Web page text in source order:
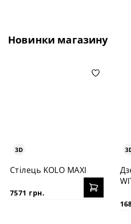
Новинки магазину
Стілець KOLO MAXI
7571 грн.